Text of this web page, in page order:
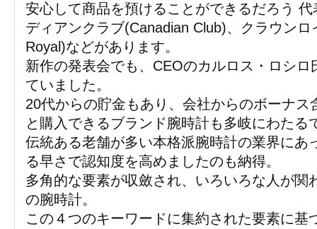
安心して商品を預けることができるだろう
ディアンクラブ(Canadian Club)、クラウンロ
Royal)などがあります。
新作の発表会でも、CEOのカルロス・ロシロ
ていました。
20代からの貯金もあり、会社からのボーナス
と購入できるブランド腕時計も多岐にわたる
伝統ある老舗が多い本格派腕時計の業界にあ
る早さで認知度を高めましたのも納得。
多角的な要素が収斂され、いろいろな人が関
の腕時計。
この４つのキーワードに集約された要素に基